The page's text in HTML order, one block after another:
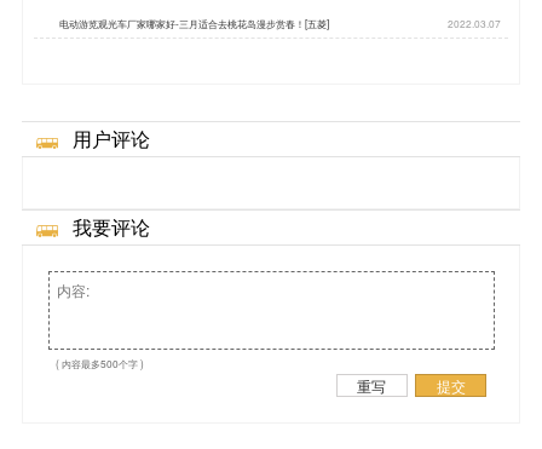
电动游览观光车厂家哪家好-三月适合去桃花岛漫步赏春！[五菱] 2022.03.07
用户评论
我要评论
( 内容最多500个字 )
重写 提交